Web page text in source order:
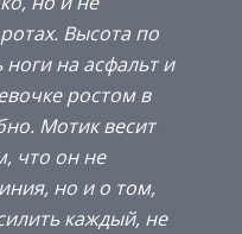
Высота по
ноги на асфальт и
ростом в
Мотик весит
что он не
но и о том,
каждый, не